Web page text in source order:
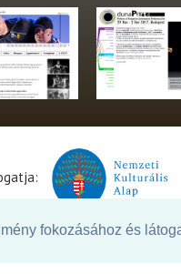
fokozásához és